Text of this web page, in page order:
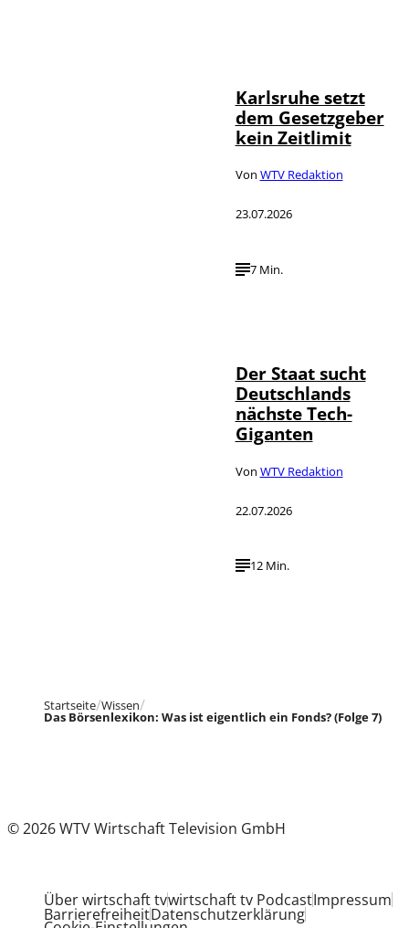
Karlsruhe setzt
dem Gesetzgeber
kein Zeitlimit
Von WTV Redaktion
23.07.2026
7 Min.
Der Staat sucht
Deutschlands
nächste Tech-
Giganten
Von WTV Redaktion
22.07.2026
12 Min.
Startseite Wissen
Das Börsenlexikon: Was ist eigentlich ein Fonds? (Folge 7)
© 2026 WTV Wirtschaft Television GmbH
Über wirtschaft tvwirtschaft tv PodcastImpressum
BarrierefreiheitDatenschutzerklärung